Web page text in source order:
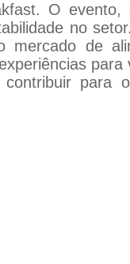
O evento,
no
mercado de
para
para